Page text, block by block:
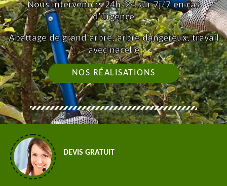
Nous intervenons 24h/24 sur 7j/7 en cas
d'urgence
Abattage de grand arbre, arbre dangereux, travail
avec nacelle
NOS RÉALISATIONS
DEVIS GRATUIT